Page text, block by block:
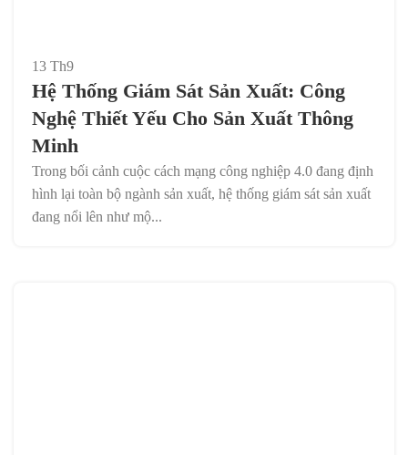
13 Th9
Hệ Thống Giám Sát Sản Xuất: Công
Nghệ Thiết Yếu Cho Sản Xuất Thông
Minh
Trong bối cảnh cuộc cách mạng công nghiệp 4.0 đang định
hình lại toàn bộ ngành sản xuất, hệ thống giám sát sản xuất
đang nổi lên như mộ...